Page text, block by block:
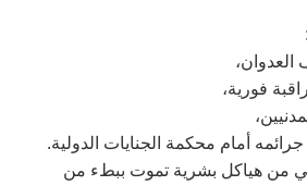
فورية،
أمام محكمة الجنايات الدولية.
من هياكل بشرية تموت ببطء من